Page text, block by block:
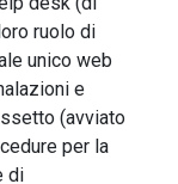
ruolo di
unico web
e
(avviato
per la
di